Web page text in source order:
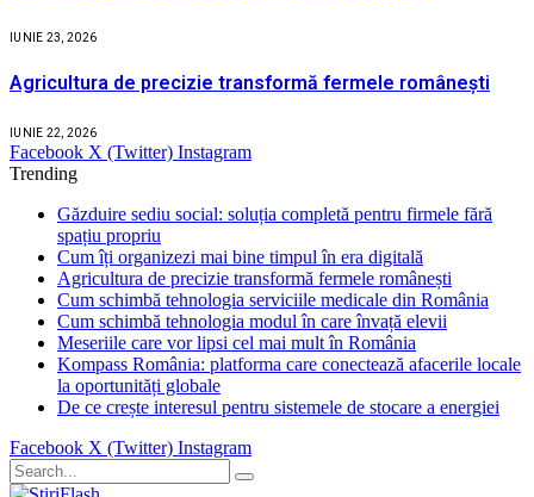
IUNIE 23, 2026
Agricultura de precizie transformă fermele românești
IUNIE 22, 2026
Facebook X (Twitter) Instagram
Trending
Găzduire sediu social: soluția completă pentru firmele fără
spațiu propriu
Cum îți organizezi mai bine timpul în era digitală
Agricultura de precizie transformă fermele românești
Cum schimbă tehnologia serviciile medicale din România
Cum schimbă tehnologia modul în care învață elevii
Meseriile care vor lipsi cel mai mult în România
Kompass România: platforma care conectează afacerile locale
la oportunități globale
De ce crește interesul pentru sistemele de stocare a energiei
Facebook X (Twitter) Instagram